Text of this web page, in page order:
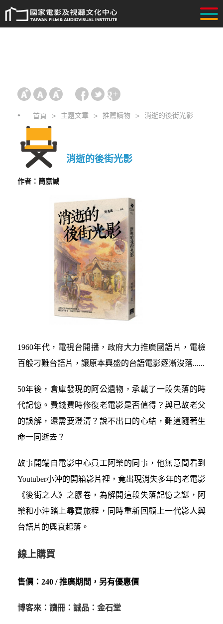
首頁 主題文章 推薦讀物 消逝的後街光影
消逝的後街光影
作者：簡嘉誠
1960年代，電視台開播，政府大力推廣國語片，電檢
百般刁難台語片，讓原本興盛的台語電影逐漸沒落......
50年後，倉庫發現的阿公遺物，承載了一段失落的時
代記憶。費錢費時修復老電影是否值得？與已故老父
的誤解，還需要澄清？說不出口的心結，難道隨著生
命一同逝去？
故事開端自電影中心員工阿樂的同事，他無意間看到
Youtuber小沖的開箱影片裡，竟出現消失多年的老電影
《後街之人》之膠卷，為解開這段失落記憶之謎，阿
樂和小沖踏上尋寶旅程，同時重新回顧上一代影人與
台語片的興衰起落。
線上購買
售價：240 /推廣期間，另有優惠價
博客來 ： 讀冊 ： 誠品 ： 金石堂